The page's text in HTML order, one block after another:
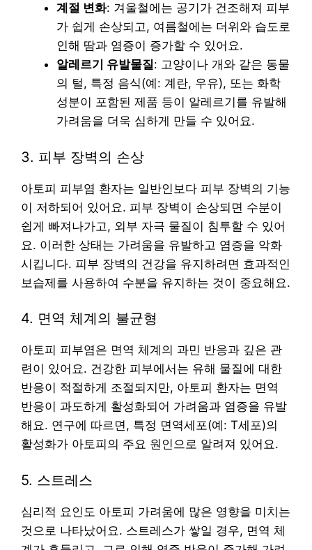
계절 변화: 겨울철에는 공기가 건조해져 피부
가 쉽게 손상되고, 여름철에는 더위와 습도로
인해 땀과 염증이 증가할 수 있어요.
알레르기 유발물질: 고양이나 개와 같은 동물
의 털, 특정 음식(예: 계란, 우유), 또는 화학
성분이 포함된 제품 등이 알레르기를 유발해
가려움을 더욱 심하게 만들 수 있어요.
3. 피부 장벽의 손상
아토피 피부염 환자는 일반인보다 피부 장벽의 기능
이 저하되어 있어요. 피부 장벽이 손상되면 수분이
쉽게 빠져나가고, 외부 자극 물질이 침투할 수 있어
요. 이러한 상태는 가려움을 유발하고 염증을 악화
시킵니다. 피부 장벽의 건강을 유지하려면 효과적인
보습제를 사용하여 수분을 유지하는 것이 중요해요.
4. 면역 체계의 불균형
아토피 피부염은 면역 체계의 과민 반응과 깊은 관
련이 있어요. 건강한 피부에서는 유해 물질에 대한
반응이 적절하게 조절되지만, 아토피 환자는 면역
반응이 과도하게 활성화되어 가려움과 염증을 유발
해요. 연구에 따르면, 특정 면역세포(예: T세포)의
활성화가 아토피의 주요 원인으로 알려져 있어요.
5. 스트레스
심리적 요인도 아토피 가려움에 많은 영향을 미치는
것으로 나타났어요. 스트레스가 쌓일 경우, 면역 체